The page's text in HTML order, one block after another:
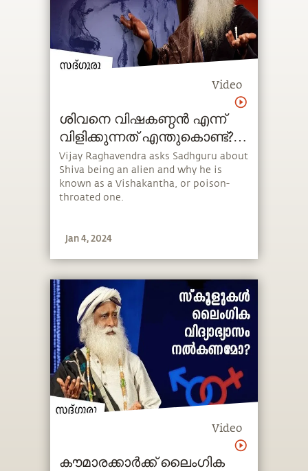
Video
ശിവനെ വിഷകണ്ഠൻ എന്ന്
വിളിക്കുന്നത് എന്തുകൊണ്ട്?
How Shiva's Throat Turned
Blue?
Vijay Raghavendra asks Sadhguru about
Shiva being an alien and why he is
known as a Vishakantha, or poison-
throated one.
Jan 4, 2024
Video
കൗമാരക്കാർക്ക് ലൈംഗിക